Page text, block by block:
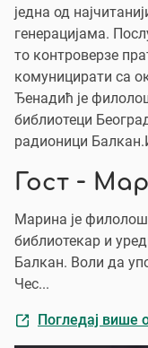
једна од
генерацијама.
то контроверзе
комуницирати са
Ђенадић је
библиотеци
радионици
Гост -
Марина је
библиотекар и
Балкан. Воли да
Чес...
Погледај више